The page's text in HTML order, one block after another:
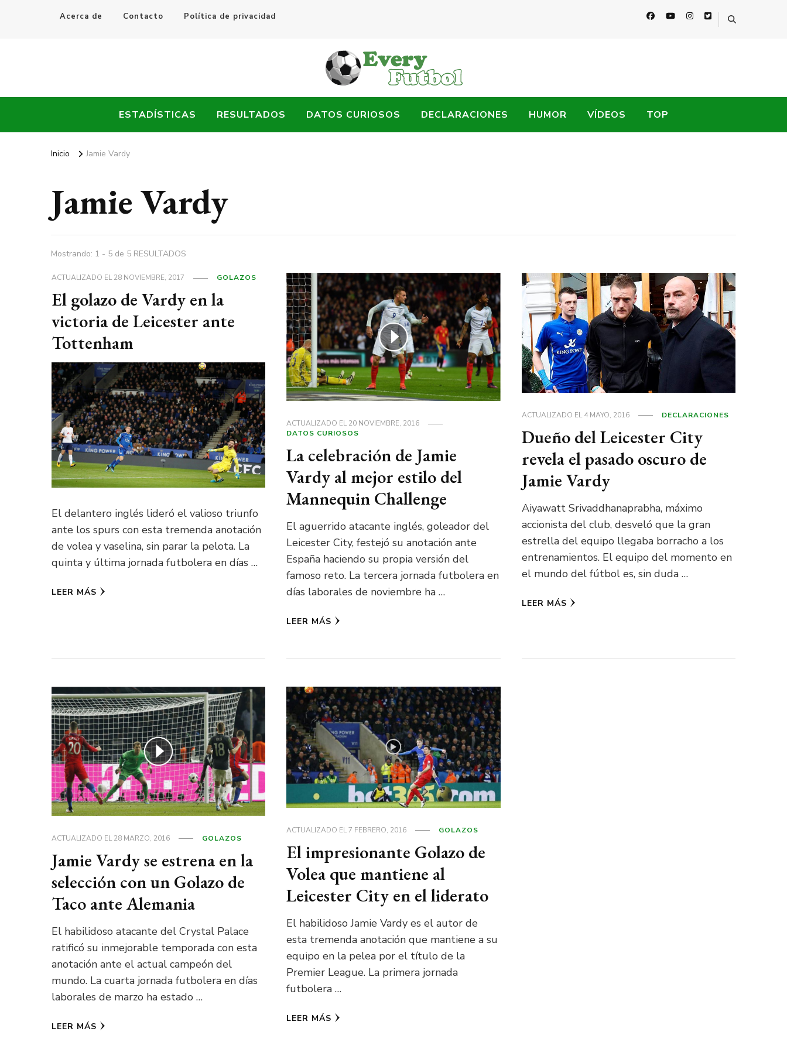
Acerca de Contacto Política de privacidad
Every Fútbol
ESTADÍSTICAS RESULTADOS DATOS CURIOSOS DECLARACIONES HUMOR VÍDEOS TOP
Inicio Jamie Vardy
Jamie Vardy
Mostrando: 1 - 5 de 5 RESULTADOS
ACTUALIZADO EL28 NOVIEMBRE, 2017 GOLAZOS
El golazo de Vardy en la
victoria de Leicester ante
Tottenham
El delantero inglés lideró el valioso triunfo
ante los spurs con esta tremenda anotación
de volea y vaselina, sin parar la pelota. La
quinta y última jornada futbolera en días …
LEER MÁS
ACTUALIZADO EL20 NOVIEMBRE, 2016
DATOS CURIOSOS
La celebración de Jamie
Vardy al mejor estilo del
Mannequin Challenge
El aguerrido atacante inglés, goleador del
Leicester City, festejó su anotación ante
España haciendo su propia versión del
famoso reto. La tercera jornada futbolera en
días laborales de noviembre ha …
LEER MÁS
ACTUALIZADO EL4 MAYO, 2016 DECLARACIONES
Dueño del Leicester City
revela el pasado oscuro de
Jamie Vardy
Aiyawatt Srivaddhanaprabha, máximo
accionista del club, desveló que la gran
estrella del equipo llegaba borracho a los
entrenamientos. El equipo del momento en
el mundo del fútbol es, sin duda …
LEER MÁS
ACTUALIZADO EL28 MARZO, 2016 GOLAZOS
Jamie Vardy se estrena en la
selección con un Golazo de
Taco ante Alemania
El habilidoso atacante del Crystal Palace
ratificó su inmejorable temporada con esta
anotación ante el actual campeón del
mundo. La cuarta jornada futbolera en días
laborales de marzo ha estado …
LEER MÁS
ACTUALIZADO EL7 FEBRERO, 2016 GOLAZOS
El impresionante Golazo de
Volea que mantiene al
Leicester City en el liderato
El habilidoso Jamie Vardy es el autor de
esta tremenda anotación que mantiene a su
equipo en la pelea por el título de la
Premier League. La primera jornada
futbolera …
LEER MÁS